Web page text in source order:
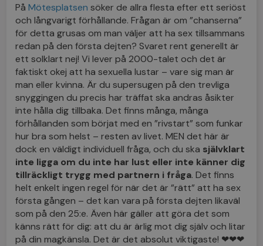
PåMötesplatsen söker de allra flesta efter ett seriöst
och långvarigt förhållande. Frågan är om ”chanserna”
för detta grusas om man väljer att ha sex tillsammans
redan på den första dejten? Svaret rent generellt är
ett solklart nej! Vi lever på 2000-talet och det är
faktiskt okej att ha sexuella lustar – vare sig man är
man eller kvinna. Är du supersugen på den trevliga
snyggingen du precis har träffat ska andras åsikter
inte hålla dig tillbaka. Det finns många, många
förhållanden som börjat med en ”rivstart” som funkar
hur bra som helst – resten av livet. MEN det här är
dock en väldigt individuell fråga, och du ska självklart
inte ligga om du inte har lust eller inte känner dig
tillräckligt trygg med partnern i fråga. Det finns
helt enkelt ingen regel för när det är ”rätt” att ha sex
första gången – det kan vara på första dejten likaväl
som på den 25:e. Även här gäller att göra det som
känns rätt för dig: att du är ärlig mot dig själv och litar
på din magkänsla. Det är det absolut viktigaste! ❤❤❤